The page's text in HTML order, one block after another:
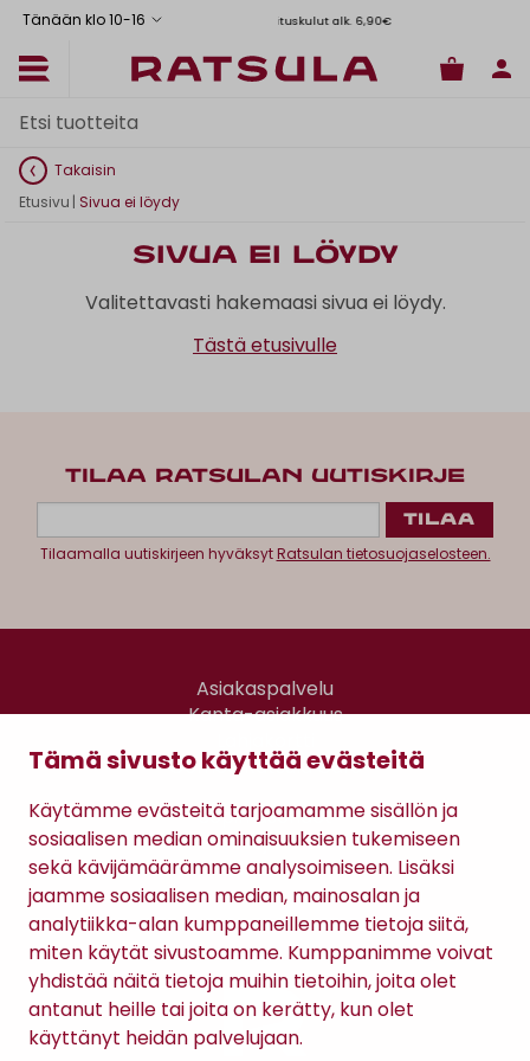
Tämä sivusto käyttää evästeitä
Käytämme evästeitä tarjoamamme sisällön ja
sosiaalisen median ominaisuuksien tukemiseen
sekä kävijämäärämme analysoimiseen. Lisäksi
jaamme sosiaalisen median, mainosalan ja
analytiikka-alan kumppaneillemme tietoja siitä,
miten käytät sivustoamme. Kumppanimme voivat
yhdistää näitä tietoja muihin tietoihin, joita olet
antanut heille tai joita on kerätty, kun olet
käyttänyt heidän palvelujaan.
Tänään klo 10-16 Toimituskulut alk. 6,90€
Takaisin
Etusivu | Sivua ei löydy
Sivua ei löydy
Valitettavasti hakemaasi sivua ei löydy.
Tästä etusivulle
TILAA RATSULAN UUTISKIRJE
Tilaamalla uutiskirjeen hyväksytRatsulan tietosuojaselosteen.
Asiakaspalvelu
Kanta-asiakkuus
Gomee Ratsula Café
Sopimusehdot
Tietosuojaseloste
Maksutavat